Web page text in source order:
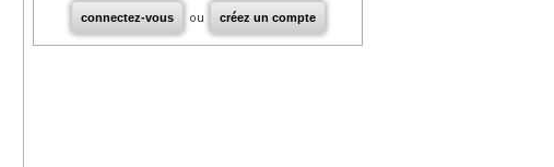
connectez-vous ou créez un compte